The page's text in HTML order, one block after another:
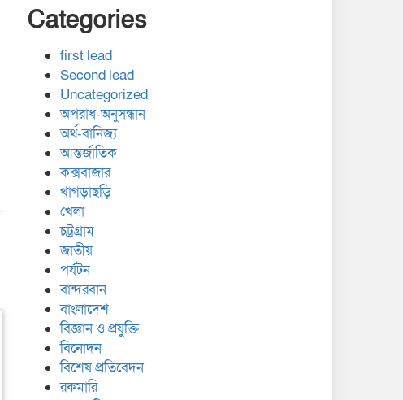
Categories
first lead
Second lead
Uncategorized
অপরাধ-অনুসন্ধান
অর্থ-বানিজ্য
আন্তর্জাতিক
কক্সবাজার
খাগড়াছড়ি
খেলা
চট্রগ্রাম
জাতীয়
পর্যটন
বান্দরবান
বাংলাদেশ
বিজ্ঞান ও প্রযুক্তি
বিনোদন
বিশেষ প্রতিবেদন
রকমারি